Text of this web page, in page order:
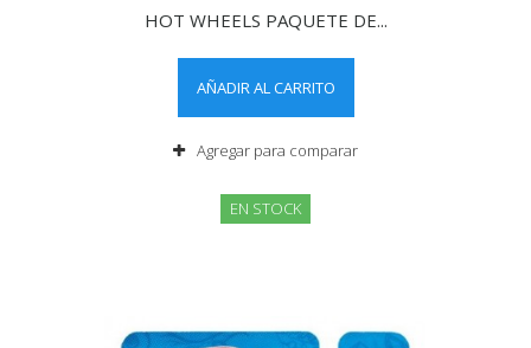
HOT WHEELS PAQUETE DE...
AÑADIR AL CARRITO
Agregar para comparar
EN STOCK